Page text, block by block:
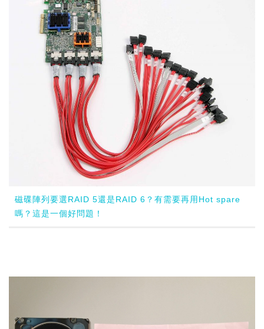
磁碟陣列要選RAID 5還是RAID 6？有需要再用Hot spare
嗎？這是一個好問題！